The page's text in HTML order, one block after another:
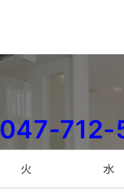
047-712-
火 水